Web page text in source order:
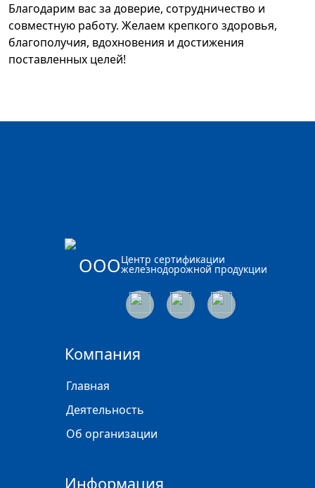
Благодарим вас за доверие, сотрудничество и
совместную работу. Желаем крепкого здоровья,
благополучия, вдохновения и достижения
поставленных целей!
ОООЦентр сертификации
железнодорожной продукции
Компания
Главная
Деятельность
Об организации
Информация